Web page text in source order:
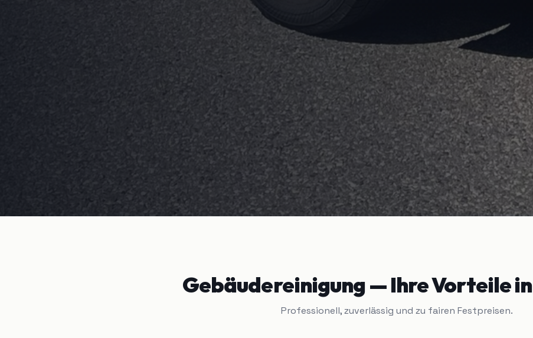
Gebäudereinigung— Ihre Vorteile in
Professionell, zuverlässig und zu fairen Festpreisen.